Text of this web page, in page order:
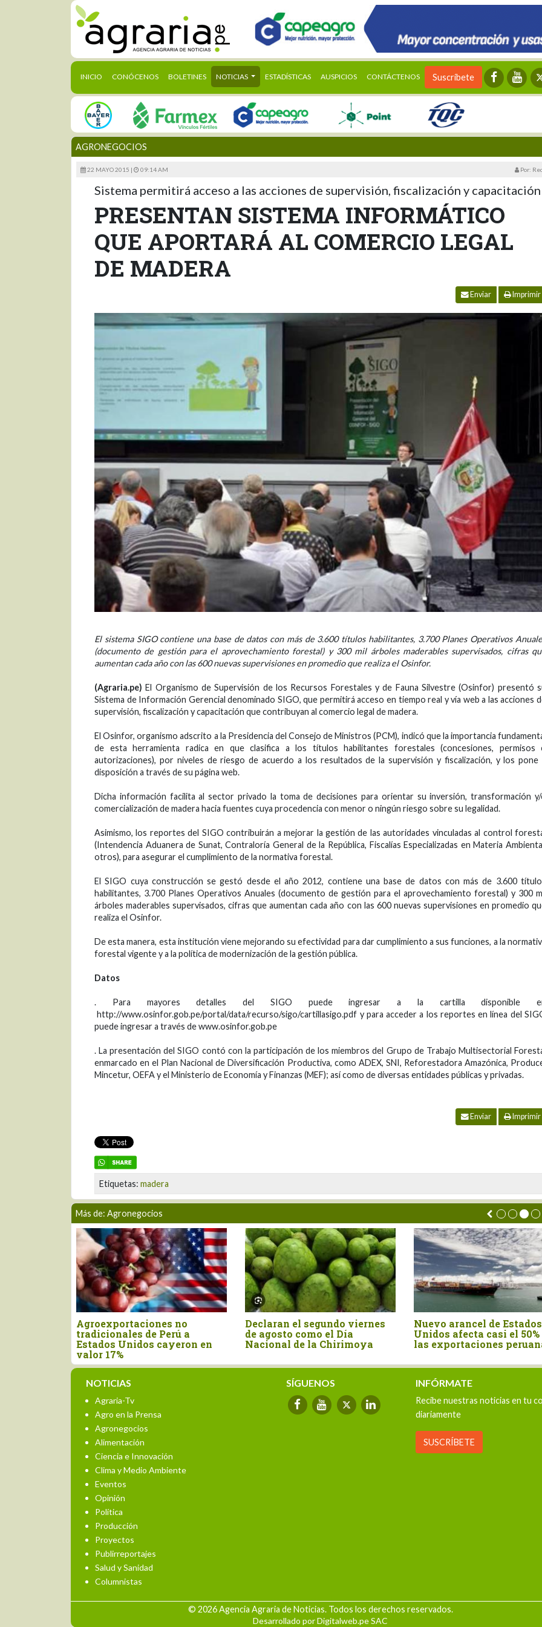
INICIO (CURRENT)
CONÓCENOS BOLETINES NOTICIAS ESTADÍSTICAS AUSPICIOS CONTÁCTENOS Suscríbete
AGRONEGOCIOS
22 MAYO 2015 | 09:14 AM Por:
Sistema permitirá acceso a las acciones de supervisión, fiscalización y capacitación
PRESENTAN SISTEMA INFORMÁTICO
QUE APORTARÁ AL COMERCIO LEGAL
DE MADERA
Enviar Imprimir
El sistema SIGO contiene una base de datos con más de 3.600 títulos habilitantes, 3.700 Planes Operativos
(documento de gestión para el aprovechamiento forestal) y 300 mil árboles maderables supervisados, cifras
aumentan cada año con las 600 nuevas supervisiones en promedio que realiza el Osinfor.
(Agraria.pe) El Organismo de Supervisión de los Recursos Forestales y de Fauna Silvestre (Osinfor) presentó
Sistema de Información Gerencial denominado SIGO, que permitirá acceso en tiempo real y vía web a las acciones
supervisión, fiscalización y capacitación que contribuyan al comercio legal de madera.
El Osinfor, organismo adscrito a la Presidencia del Consejo de Ministros (PCM), indicó que la importancia
de esta herramienta radica en que clasifica a los títulos habilitantes forestales (concesiones, permisos
autorizaciones), por niveles de riesgo de acuerdo a los resultados de la supervisión y fiscalización, y los pone
disposición a través de su página web.
Dicha información facilita al sector privado la toma de decisiones para orientar su inversión, transformación
comercialización de madera hacia fuentes cuya procedencia con menor o ningún riesgo sobre su legalidad.
Asimismo, los reportes del SIGO contribuirán a mejorar la gestión de las autoridades vinculadas al control
(Intendencia Aduanera de Sunat, Contraloría General de la República, Fiscalías Especializadas en Materia
otros), para asegurar el cumplimiento de la normativa forestal.
El SIGO cuya construcción se gestó desde el año 2012, contiene una base de datos con más de 3.600
habilitantes, 3.700 Planes Operativos Anuales (documento de gestión para el aprovechamiento forestal) y 300
árboles maderables supervisados, cifras que aumentan cada año con las 600 nuevas supervisiones en promedio
realiza el Osinfor.
De esta manera, esta institución viene mejorando su efectividad para dar cumplimiento a sus funciones, a la
forestal vigente y a la política de modernización de la gestión pública.
Datos
. Para mayores detalles del SIGO puede ingresar a la cartilla disponible
http://www.osinfor.gob.pe/portal/data/recurso/sigo/cartillasigo.pdf y para acceder a los reportes en línea del
puede ingresar a través de www.osinfor.gob.pe
. La presentación del SIGO contó con la participación de los miembros del Grupo de Trabajo Multisectorial
enmarcado en el Plan Nacional de Diversificación Productiva, como ADEX, SNI, Reforestadora Amazónica,
Mincetur, OEFA y el Ministerio de Economía y Finanzas (MEF); así como de diversas entidades públicas y privadas.
Enviar Imprimir
Etiquetas: madera
Más de: Agronegocios
Declaran el segundo viernes
de agosto como el Día
Nacional de la Chirimoya
Nuevo arancel de Estados
Unidos afecta casi el 50% de
las exportaciones peruanas
Perú importó canela entera
por US$ 15.4 millones en el
primer semestre del año
La
NOTICIAS
Agraria-Tv
Agro en la Prensa
Agronegocios
Alimentación
Ciencia e Innovación
Clima y Medio Ambiente
Eventos
Opinión
Política
Producción
Proyectos
Publirreportajes
Salud y Sanidad
Columnistas
SÍGUENOS INFÓRMATE
Recibe nuestras noticias en tu
diariamente
SUSCRÍBETE
© 2026 Agencia Agraria de Noticias. Todos los derechos reservados.
Desarrollado por Digitalweb.pe SAC